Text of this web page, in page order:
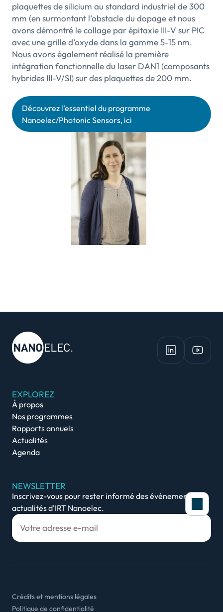
plaquettes de silicium au standard industriel de 300
mm (en surmontant l’obstacle du dopage et nous
avons démontré le collage par épitaxie III-V sur PIC
avec une grille d’oxyde dans la gamme 5-15 nm.
Nous avons également réalisé la première
intégration fonctionnelle du laser DAN1 (composants
hybrides III-V/SI) sur des plaquettes de 200 mm.
Découvrez l’essentiel du programme
Nanoelec/Photonic Sensors, ici
EXPLOREZ
À propos
Nos programmes
Rapports annuels
Actualités
Agenda
NEWSLETTER
Inscrivez-vous pour rester informé des événements et
actualités d'IRT Nanoelec.
Crédits et mentions légales
Politique de confidentialité
Politique de cookies